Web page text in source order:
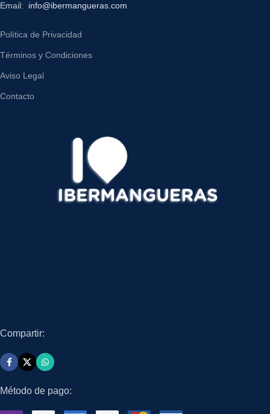
Email: info@ibermangueras.com
Política de Privacidad
Términos y Condiciones
Aviso Legal
Contacto
Compartir:
Método de pago: